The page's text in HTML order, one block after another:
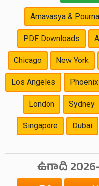
Amavasya &
PDF Downloads
Chicago New York
Los Angeles Phoenix
London Sydney
Singapore Dubai
ఉగాది